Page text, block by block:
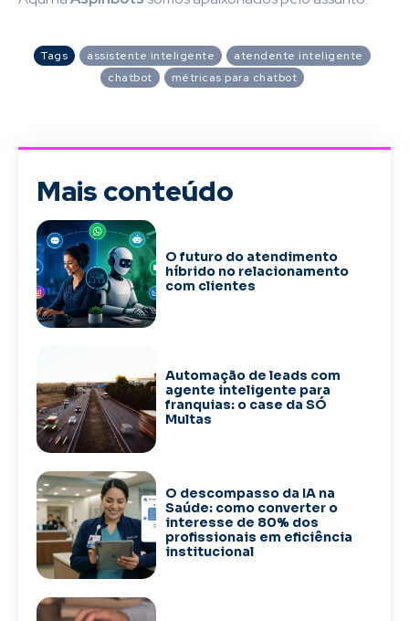
Tags assistente inteligente
atendente inteligente
chatbot
métricas para chatbot
Mais conteúdo
O futuro do atendimento
híbrido no relacionamento
com clientes
Automação de leads com
agente inteligente para
franquias: o case da SÓ
Multas
O descompasso da IA na
Saúde: como converter o
interesse de 80% dos
profissionais em eficiência
institucional